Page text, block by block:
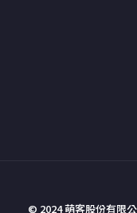
© 2024 萌客股份有限